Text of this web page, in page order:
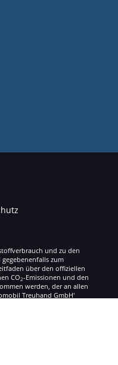
und zu den
zum
über den offiziellen
CO2-Emissionen und den
werden, der an allen
Treuhand GmbH'